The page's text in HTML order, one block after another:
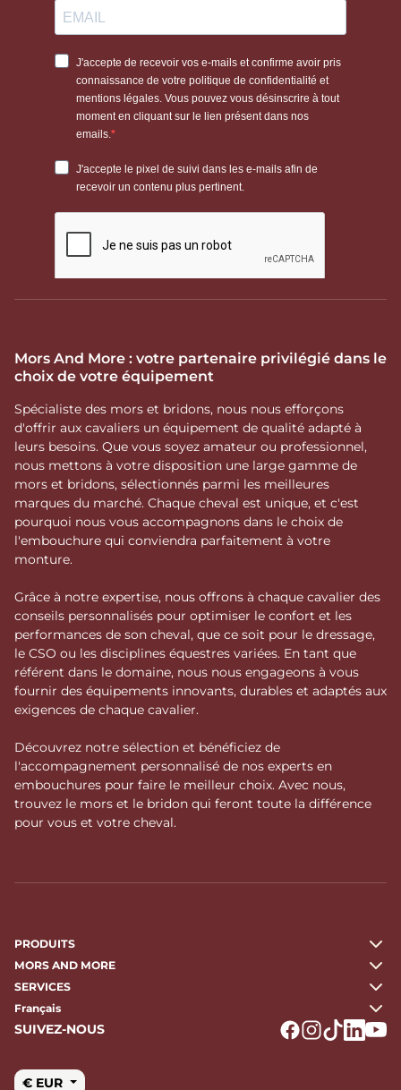
Mors And More : votre partenaire privilégié dans le
choix de votre équipement
Spécialiste des mors et bridons, nous nous efforçons
d'offrir aux cavaliers un équipement de qualité adapté à
leurs besoins. Que vous soyez amateur ou professionnel,
nous mettons à votre disposition une large gamme de
mors et bridons, sélectionnés parmi les meilleures
marques du marché. Chaque cheval est unique, et c'est
pourquoi nous vous accompagnons dans le choix de
l'embouchure qui conviendra parfaitement à votre
monture.
Grâce à notre expertise, nous offrons à chaque cavalier des
conseils personnalisés pour optimiser le confort et les
performances de son cheval, que ce soit pour le dressage,
le CSO ou les disciplines équestres variées. En tant que
référent dans le domaine, nous nous engageons à vous
fournir des équipements innovants, durables et adaptés aux
exigences de chaque cavalier.
Découvrez notre sélection et bénéficiez de
l'accompagnement personnalisé de nos experts en
embouchures pour faire le meilleur choix. Avec nous,
trouvez le mors et le bridon qui feront toute la différence
pour vous et votre cheval.
PRODUITS
MORS AND MORE
SERVICES
Français
SUIVEZ-NOUS
€ EUR